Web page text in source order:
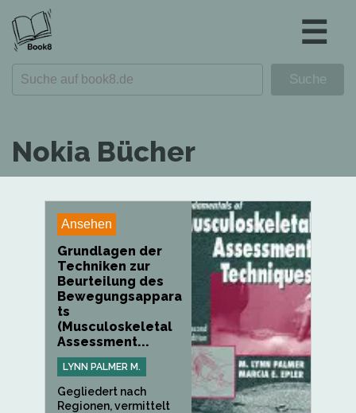
☰
Nokia Bücher
Ansehen
Grundlagen der
Techniken zur
Beurteilung des
Bewegungsappara
ts
(Musculoskeletal
Assessment...
LYNN PALMER M.
Gegliedert nach
Regionen, vermittelt